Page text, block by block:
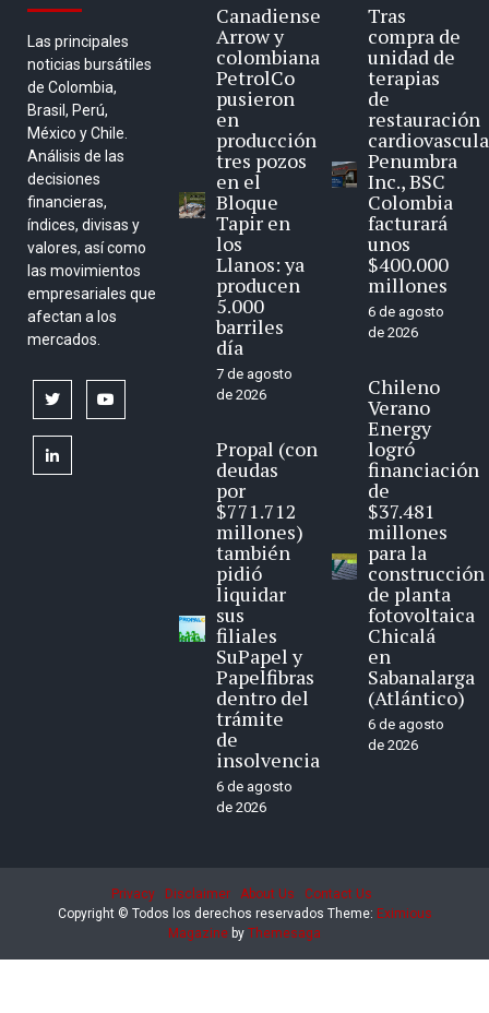
Las principales
noticias bursátiles
de Colombia,
Brasil, Perú,
México y Chile.
Análisis de las
decisiones
financieras,
índices, divisas y
valores, así como
las movimientos
empresariales que
afectan a los
mercados.
twitter
linkedin
Canadiense
Arrow y
colombiana
PetrolCo
pusieron
en
producción
tres pozos
en el
Bloque
Tapir en
los
Llanos: ya
producen
5.000
barriles
día
7 de agosto
de 2026
Propal (con
deudas
por
$771.712
millones)
también
pidió
liquidar
sus
filiales
SuPapel y
Papelfibras
dentro del
trámite
de
insolvencia
6 de agosto
de 2026
Tras
compra de
unidad de
terapias
de
restauración
Penumbra
Inc., BSC
Colombia
facturará
unos
$400.000
millones
6 de agosto
de 2026
Chileno
Verano
Energy
logró
financiación
de
$37.481
millones
para la
construcción
de planta
fotovoltaica
Chicalá
en
Sabanalarga
(Atlántico)
6 de agosto
de 2026
Privacy Disclaimer About Us
Contact Us
Copyright © Todos los derechos reservados Theme: Eximious
Magazine by Themesaga